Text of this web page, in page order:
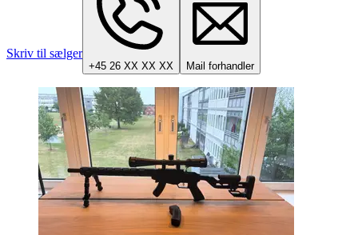
Skriv til sælger
+45 26 XX XX XX Mail forhandler